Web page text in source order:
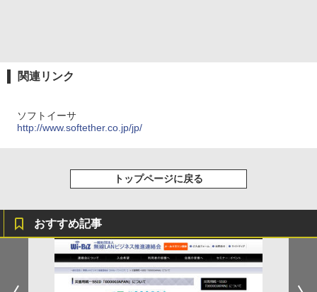
関連リンク
ソフトイーサ
http://www.softether.co.jp/jp/
トップページに戻る
おすすめ記事